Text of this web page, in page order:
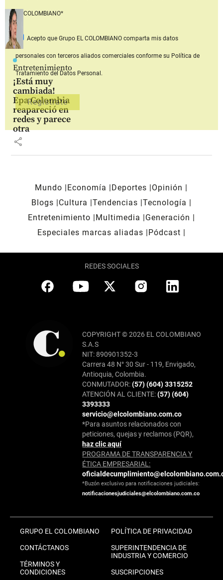
Entretenimiento
¡Está muy
cambiada!
Epa Colombia
reapareció en
redes y parece
otra
share
EL COLOMBIANO*
Acepto que Grupo EL COLOMBIANOcomparta mis datos
personales con terceros aliados comerciales conforme su Política de
Tratamiento del Datos Personal.
Mundo Economía Deportes
Opinión
Blogs
Cultura Tendencias Tecnología
Entretenimiento
Multimedia
Generación
Especiales marcas aliadas
Pódcast
REDES SOCIALES
COPYRIGHT © 2026 EL COLOMBIANO
S.A.S
NIT: 890901352-3
Carrera 48 N° 30 Sur - 119, Envigado,
Antioquia, Colombia.
CONMUTADOR:(57) (604) 3315252
ATENCIÓN AL CLIENTE:(57) (604)
3393333
servicio@elcolombiano.com.co
*Para asuntos relacionados con
peticiones, quejas y reclamos (PQR),
haz clic aquí
PROGRAMA DE TRANSPARENCIA Y
ÉTICA EMPRESARIAL:
*Buzón exclusivo para notificaciones judiciales:
notificacionesjudiciales@elcolombiano.com.co
GRUPO EL COLOMBIANO
CONTÁCTANOS
TÉRMINOS Y
CONDICIONES
POLÍTICA DE PRIVACIDAD
SUPERINTENDENCIA DE
INDUSTRIA Y COMERCIO
SUSCRIPCIONES